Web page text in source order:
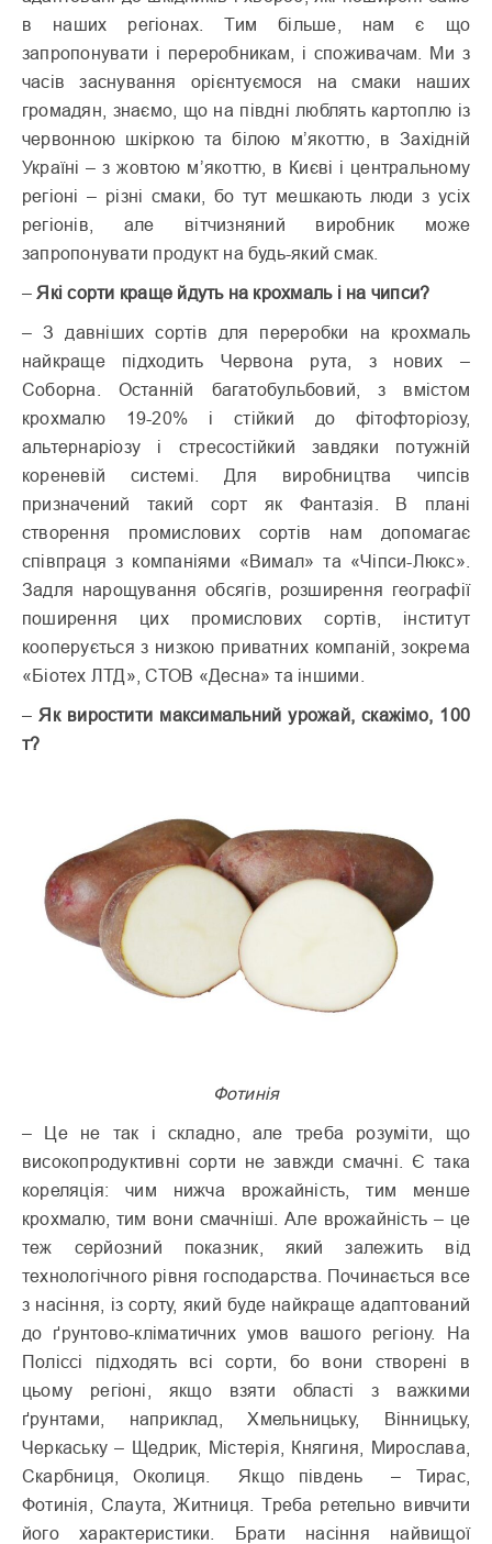
в наших регіонах. Тим більше, нам є що
запропонувати і переробникам, і споживачам. Ми з
часів заснування орієнтуємося на смаки наших
громадян, знаємо, що на півдні люблять картоплю із
червонною шкіркою та білою м’якоттю, в Західній
Україні – з жовтою м’якоттю, в Києві і центральному
регіоні – різні смаки, бо тут мешкають люди з усіх
регіонів, але вітчизняний виробник може
запропонувати продукт на будь-який смак.
– Які сорти краще йдуть на крохмаль і на чипси?
– З давніших сортів для переробки на крохмаль
найкраще підходить Червона рута, з нових –
Соборна. Останній багатобульбовий, з вмістом
крохмалю 19-20% і стійкий до фітофторіозу,
альтернаріозу і стресостійкий завдяки потужній
кореневій системі. Для виробництва чипсів
призначений такий сорт як Фантазія. В плані
створення промислових сортів нам допомагає
співпраця з компаніями «Вимал» та «Чіпси-Люкс».
Задля нарощування обсягів, розширення географії
поширення цих промислових сортів, інститут
кооперується з низкою приватних компаній, зокрема
«Біотех ЛТД», СТОВ «Десна» та іншими.
– Як виростити максимальний урожай, скажімо, 100
т?
Фотинія
– Це не так і складно, але треба розуміти, що
високопродуктивні сорти не завжди смачні. Є така
кореляція: чим нижча врожайність, тим менше
крохмалю, тим вони смачніші. Але врожайність – це
теж серйозний показник, який залежить від
технологічного рівня господарства. Починається все
з насіння, із сорту, який буде найкраще адаптований
до ґрунтово-кліматичних умов вашого регіону. На
Поліссі підходять всі сорти, бо вони створені в
цьому регіоні, якщо взяти області з важкими
ґрунтами, наприклад, Хмельницьку, Вінницьку,
Черкаську – Щедрик, Містерія, Княгиня, Мирослава,
Скарбниця, Околиця. Якщо південь – Тирас,
Фотинія, Слаута, Житниця. Треба ретельно вивчити
його характеристики. Брати насіння найвищої